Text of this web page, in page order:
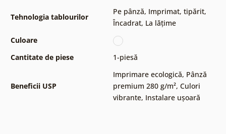
Tehnologia tablourilor
Pe pânză, Imprimat, tipărit,
Încadrat, La lățime
Culoare
Cantitate de piese
1-piesă
Beneficii USP
Imprimare ecologică, Pânză
premium 280 g/m², Culori
vibrante, Instalare ușoară